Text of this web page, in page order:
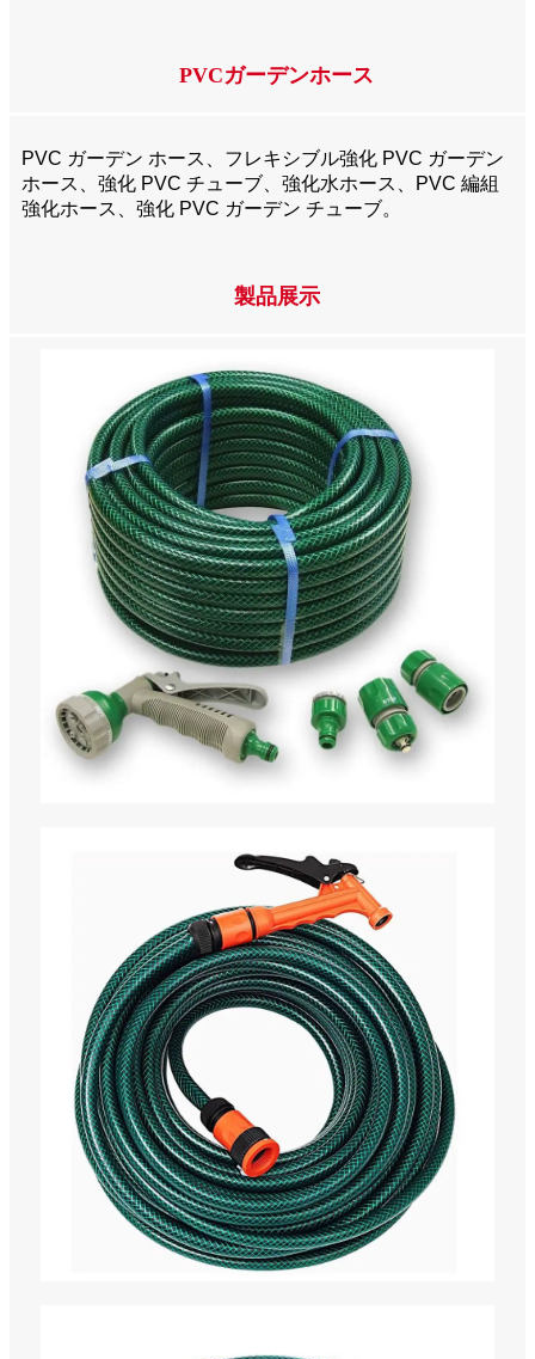
PVCガーデンホース
PVC ガーデン ホース、フレキシブル強化 PVC ガーデン
ホース、強化 PVC チューブ、強化水ホース、PVC 編組
強化ホース、強化 PVC ガーデン チューブ。
製品展示